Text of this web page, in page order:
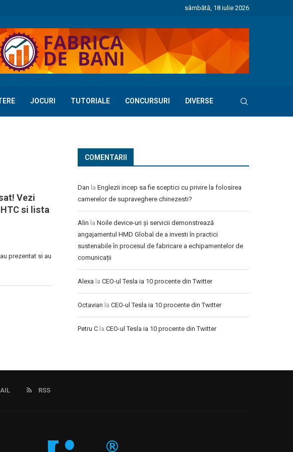
sâmbătă, 18 iulie 2026
JOCURI TUTORIALE CONCURSURI DIVERSE
Vezi
si lista
prezentat si au
COMENTARII
Dan la Englezii incep sa fie sceptici cu privire la folosirea
camerelor de supraveghere chinezesti?
Alin la Noile device-uri și servicii demonstrează
angajamentul HMD Global de a investi în practici
sustenabile în procesul de fabricare a echipamentelor de
comunicații
Alexa la CEO-ul Tesla ia 10 procente din Twitter
Octavian la CEO-ul Tesla ia 10 procente din Twitter
Petru C la CEO-ul Tesla ia 10 procente din Twitter
RSS